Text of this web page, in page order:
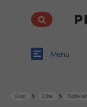
Menu
Úvod Dílna Ručné